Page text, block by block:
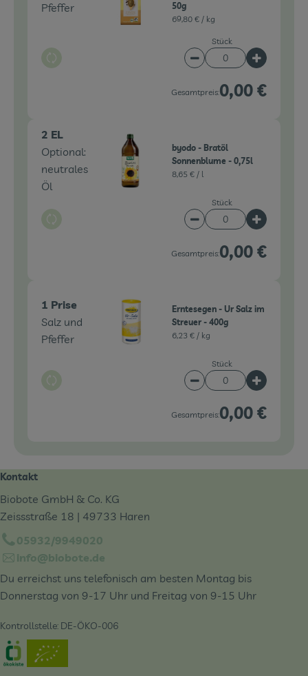
Pfeffer
Auswahl ändern
50g
69,80 € / kg
Stück
Artikelanzahl
Gesamtpreis:0,00 €
2 EL
Optional:
neutrales
Öl
Auswahl ändern
byodo - Bratöl
Sonnenblume - 0,75l
8,65 € / l
Stück
Artikelanzahl
Gesamtpreis:0,00 €
1 Prise
Salz und
Pfeffer
Auswahl ändern
Erntesegen - Ur Salz im
Streuer - 400g
6,23 € / kg
Stück
Artikelanzahl
Gesamtpreis:0,00 €
Kontakt
Biobote GmbH & Co. KG
Zeissstraße 18 | 49733 Haren
05932/9949020
info@biobote.de
Du erreichst uns telefonisch am besten Montag bis
Donnerstag von 9-17 Uhr und Freitag von 9-15 Uhr
Kontrollstelle: DE-ÖKO-006
Externer Link zu https://www.oekokiste.de/